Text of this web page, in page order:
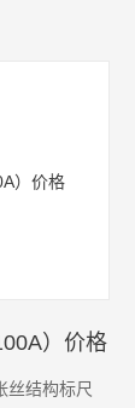
）价格
丝结构标尺